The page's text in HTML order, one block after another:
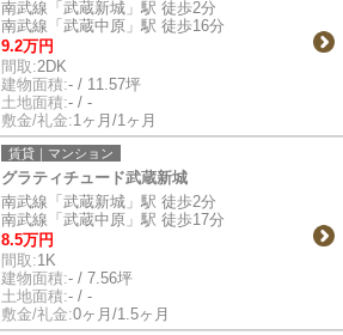
南武線「武蔵新城」駅 徒歩2分
南武線「武蔵中原」駅 徒歩16分
9.2万円
間取:2DK
建物面積:- / 11.57坪
土地面積:- / -
敷金/礼金:1ヶ月/1ヶ月
賃貸｜マンション
グラティチュード武蔵新城
南武線「武蔵新城」駅 徒歩2分
南武線「武蔵中原」駅 徒歩17分
8.5万円
間取:1K
建物面積:- / 7.56坪
土地面積:- / -
敷金/礼金:0ヶ月/1.5ヶ月